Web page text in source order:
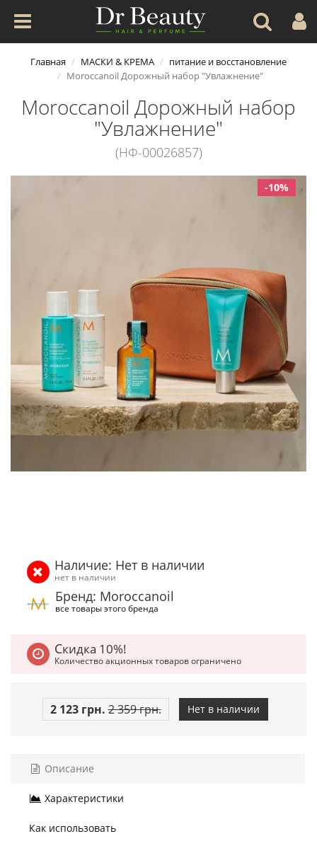
Главная МАСКИ & КРЕМА
питание и восстановление
Moroccanoil Дорожный набор "Увлажнение"
Moroccanoil Дорожный набор
"Увлажнение"
(НФ-00026857)
-10%
Наличие: Нет в наличии
нет в наличии
Бренд: Moroccanoil
все товары этого бренда
Скидка 10%!
Количество акционных товаров ограничено
2 123 грн. 2 359 грн. Нет в наличии
Описание
Характеристики
Как использовать